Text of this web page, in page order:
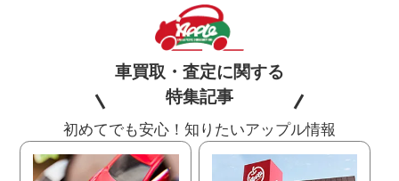
車買取・査定に関する
特集記事
初めてでも安心！知りたいアップル情報